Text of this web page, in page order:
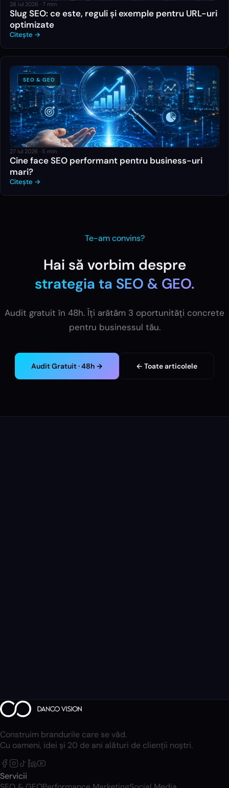
28 iul 2026 · 7 min
Slug SEO: ce este, reguli și exemple pentru URL-uri
optimizate
Citește →
SEO & GEO
27 iul 2026 · 5 min
Cine face SEO performant pentru business-uri
mari?
Citește →
Te-am convins?
Hai să vorbim despre
strategia ta SEO & GEO.
Audit gratuit în 48h. Îți arătăm 3 oportunități concrete
pentru businessul tău.
Audit Gratuit · 48h → ← Toate articolele
Construim brandurile care se văd.
Cu oameni, idei și 20 de ani alături de clienții noștri.
Servicii